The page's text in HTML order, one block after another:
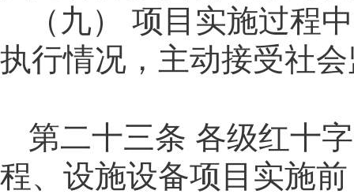
（九）
项目实施过程
执行情况，主动接受社
第二十三条 各级红十
程、设施设备项目实施